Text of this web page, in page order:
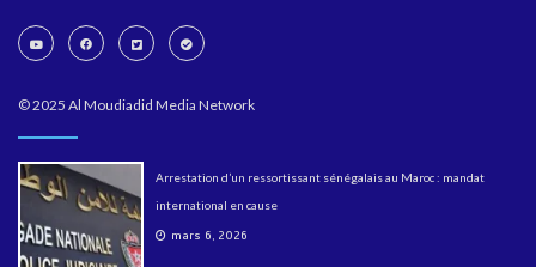
© 2025 Al Moudiadid Media Network
Arrestation d’un ressortissant sénégalais au Maroc : mandat
international en cause
mars 6, 2026